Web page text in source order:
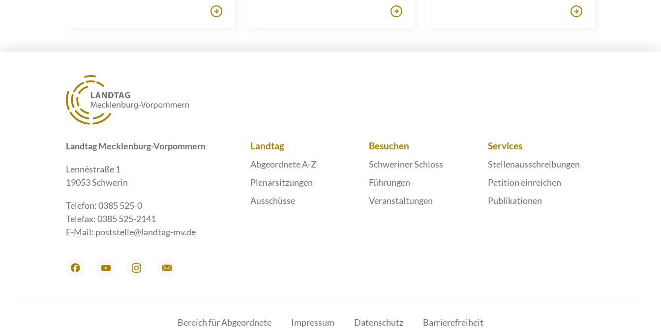
Landtag Mecklenburg-Vorpommern
Lennéstraße 1
19053 Schwerin
Telefon: 0385 525-0
Telefax: 0385 525-2141
E-Mail: poststelle@landtag-mv.de
Landtag
Abgeordnete A-Z
Plenarsitzungen
Ausschüsse
Besuchen
Schweriner Schloss
Führungen
Veranstaltungen
Services
Stellenausschreibungen
Petition einreichen
Publikationen
Bereich für Abgeordnete Impressum Datenschutz Barrierefreiheit